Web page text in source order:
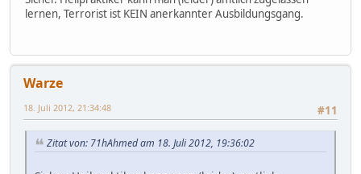
lernen, Terrorist ist KEIN anerkannter Ausbildungsgang.
Warze
#11
18. Juli 2012, 21:34:48
Zitat von: 71hAhmed am 18. Juli 2012, 19:36:02